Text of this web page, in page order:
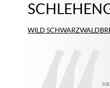
WILD